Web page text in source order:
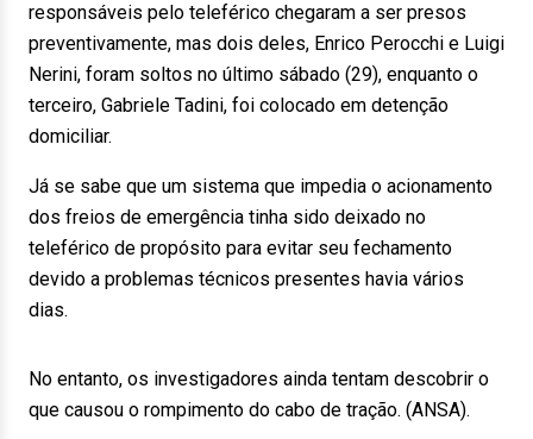
responsáveis pelo teleférico chegaram a ser presos
preventivamente, mas dois deles, Enrico Perocchi e Luigi
Nerini, foram soltos no último sábado (29), enquanto o
terceiro, Gabriele Tadini, foi colocado em detenção
domiciliar.
Já se sabe que um sistema que impedia o acionamento
dos freios de emergência tinha sido deixado no
teleférico de propósito para evitar seu fechamento
devido a problemas técnicos presentes havia vários
dias.
No entanto, os investigadores ainda tentam descobrir o
que causou o rompimento do cabo de tração. (ANSA).